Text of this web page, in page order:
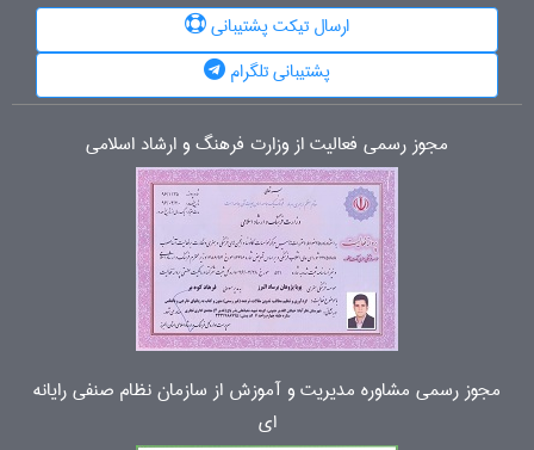
ارسال تیکت پشتیبانی
پشتیبانی تلگرام
مجوز رسمی فعالیت از وزارت فرهنگ و ارشاد اسلامی
مجوز رسمی مشاوره مدیریت و آموزش از سازمان نظام صنفی رایانه
ای